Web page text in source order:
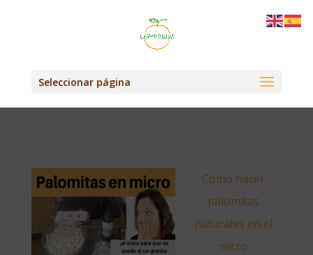
Seleccionar página
Cómo hacer
palomitas
naturales en el
micro